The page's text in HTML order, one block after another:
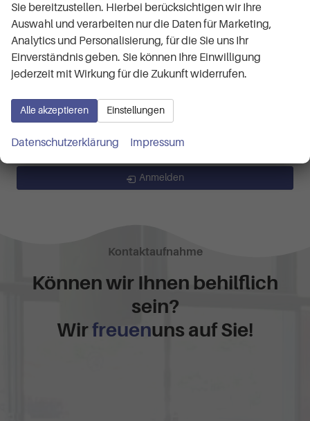
Business 1.5 TSI mHEV 7-Gang-DSG
RS 2.0 TSI 7-Gang-DSG
Selection 1.5 TSI mHEV 7-Gang-DSG
Superb Combi(2)
Selection 1.5 TSI iV 6-Gang-DSG
Volkswagen
Geparkte Fahrzeuge (
Anmelden
Kontaktaufnahme
Können wir Ihnen behilflich
sein?
Wirfreuenuns auf Sie!
Sie bereitzustellen. Hierbei berücksichtigen wir Ihre
Auswahl und verarbeiten nur die Daten für Marketing,
Analytics und Personalisierung, für die Sie uns Ihr
Einverständnis geben. Sie können Ihre Einwilligung
jederzeit mit Wirkung für die Zukunft widerrufen.
Alle akzeptieren Einstellungen
Datenschutzerklärung Impressum